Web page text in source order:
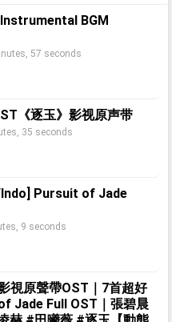
BGM
57 seconds
《逐玉》影视原声带
35 seconds
Pursuit of Jade
9 seconds
視原聲帶OST｜7首超好
Jade Full OST｜張碧晨